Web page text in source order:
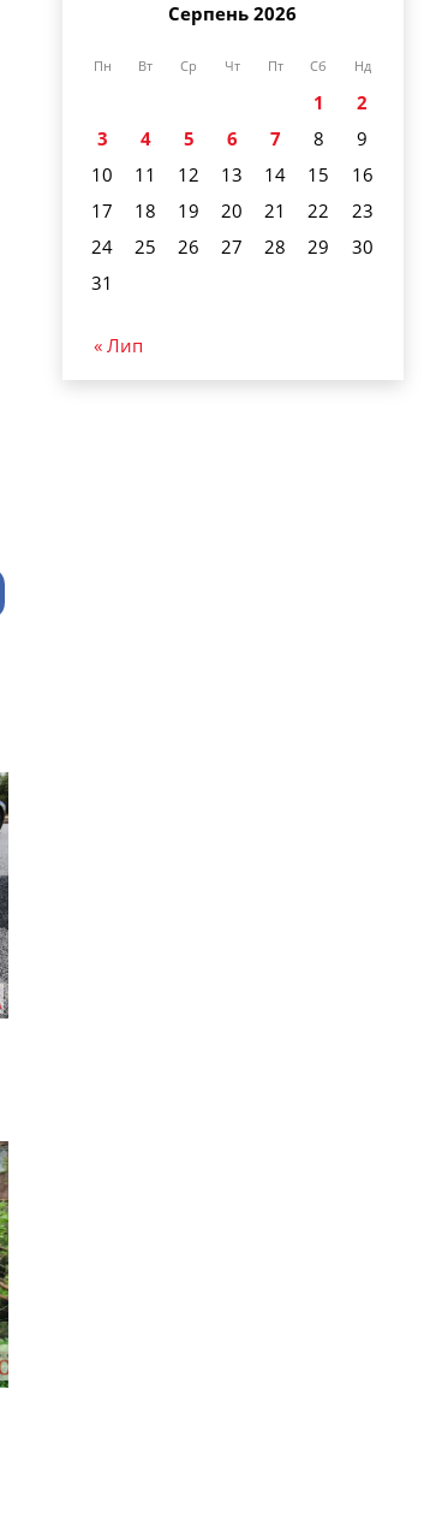
Серпень 2026
Пн Вт Ср Чт Пт Сб Нд
1
2
3
4 5 6 7 8
9
10
11 12 13 14 15
16
17
18 19 20 21 22
23
24
25 26 27 28 29
30
31
« Лип